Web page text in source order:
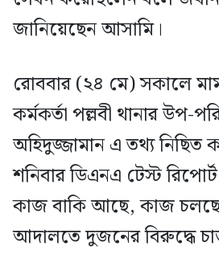
জানিয়েছেন আসামি।
রোববার (২৪ মে) সকালে
কর্মকর্তা পল্লবী থানার উপ-
অহিদুজ্জামান এ তথ্য নিছিত
শনিবার ডিএনএ টেস্ট
কাজ বাকি আছে, কাজ
আদালতে দুজনের বিরুদ্ধে